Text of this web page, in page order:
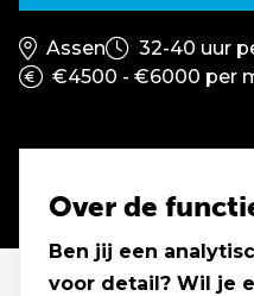
Assen
32-40 uur
€4500 - €6000 per
Over de
Ben jij een
voor detail? Wil je